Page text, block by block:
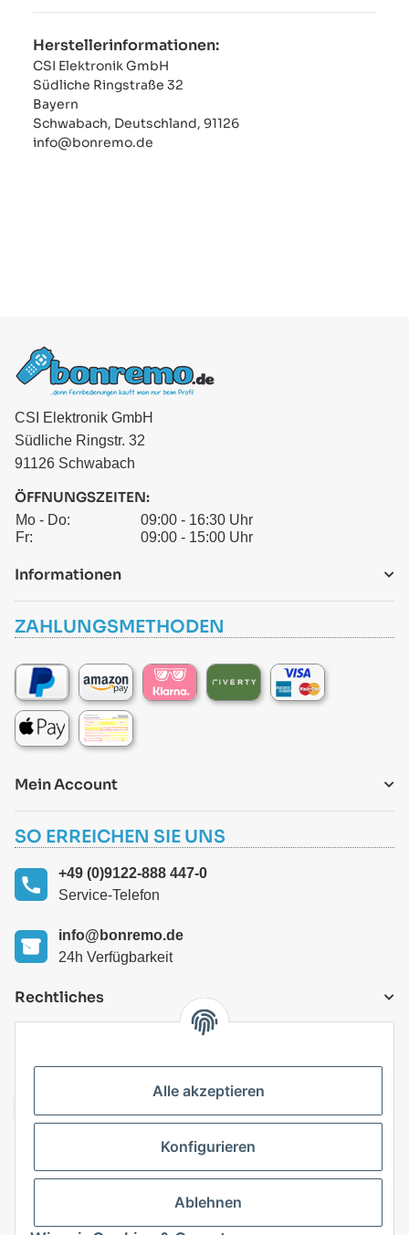
Herstellerinformationen:
CSI Elektronik GmbH
Südliche Ringstraße 32
Bayern
Schwabach, Deutschland, 91126
info@bonremo.de
CSI Elektronik GmbH
Südliche Ringstr. 32
91126 Schwabach
ÖFFNUNGSZEITEN:
Mo - Do:
09:00 - 16:30 Uhr
Fr:
09:00 - 15:00 Uhr
Informationen
ZAHLUNGSMETHODEN
Mein Account
SO ERREICHEN SIE UNS
+49 (0)9122-888 447-0
Service-Telefon
info@bonremo.de
24h Verfügbarkeit
Rechtliches
Vertrag widerrufen
Alle akzeptieren
Konfigurieren
Ablehnen